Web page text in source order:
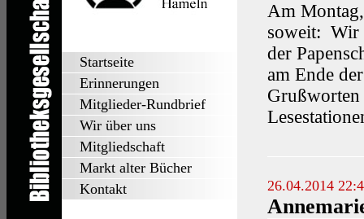
Startseite
Erinnerungen
Mitglieder-Rundbrief
Wir über uns
Mitgliedschaft
Markt alter Bücher
Kontakt
Am
soweit: Wir
der
am Ende
26.04.2014